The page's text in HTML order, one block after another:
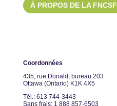
À PROPOS DE LA FNCSF
Coordonnées
435, rue Donald, bureau 203
Ottawa (Ontario) K1K 4X5
Tél.: 613 744-3443
Sans frais: 1 888 857-6503